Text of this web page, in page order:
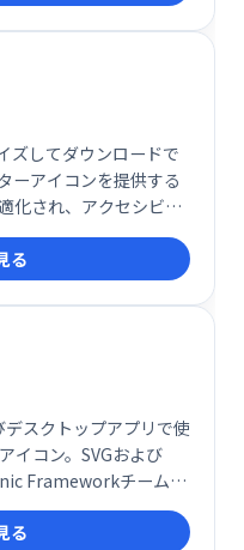
ズしてダウンロードで
ーアイコンを提供する
化され、アクセシビリ
、簡単に使用できま
。
る
スクトップアプリで使
イコン。SVGおよび
Frameworkチームに
れた完全にオープンソ
る